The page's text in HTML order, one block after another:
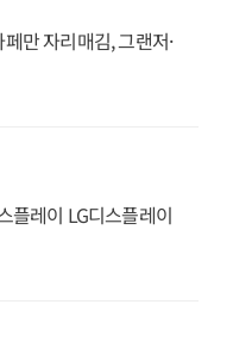
만 자리매김, 그랜저·
플레이 LG디스플레이